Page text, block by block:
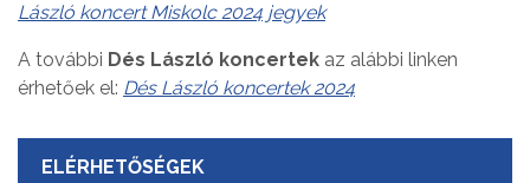
László koncert Miskolc 2024 jegyek
A további Dés László koncertek az alábbi linken
érhetőek el: Dés László koncertek 2024
ELÉRHETŐSÉGEK